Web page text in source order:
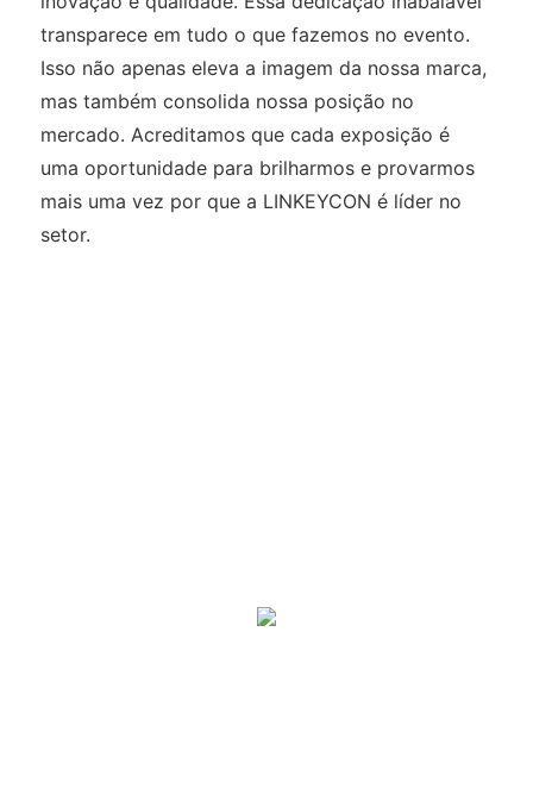
transparece em tudo o que fazemos no evento.
Isso não apenas eleva a imagem da nossa marca,
mas também consolida nossa posição no
mercado. Acreditamos que cada exposição é
uma oportunidade para brilharmos e provarmos
mais uma vez por que a LINKEYCON é líder no
setor.